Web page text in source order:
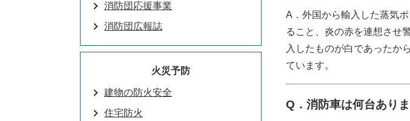
A．外国から輸入した蒸気
ること、炎の赤を連想させ
入したものが白であったか
ています。
Q．消防車は何台あり
消防団応援事業
消防団広報誌
火災予防
建物の防火安全
住宅防火